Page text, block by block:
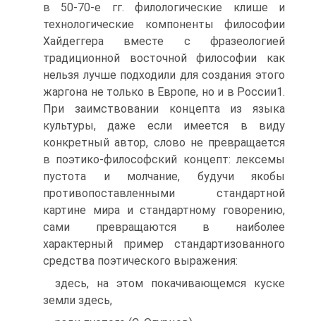
в 50-70-е гг. филологические клише и
технологические компоненты философии
Хайдеггера вместе с фразеологией
традиционной восточной философии как
нельзя лучше подходили для создания этого
жаргона не только в Европе, но и в России1.
При заимствовании концепта из языка
культуры, даже если имеется в виду
конкретный автор, слово не превращается
в поэтико-философский концепт: лексемы
пустота и молчание, будучи якобы
противопоставленными стандартной
картине мира и стандартному говорению,
сами превращаются в наиболее
характерный пример стандартизованного
средства поэтического выражения:
здесь, на этом покачивающемся куске
земли здесь,